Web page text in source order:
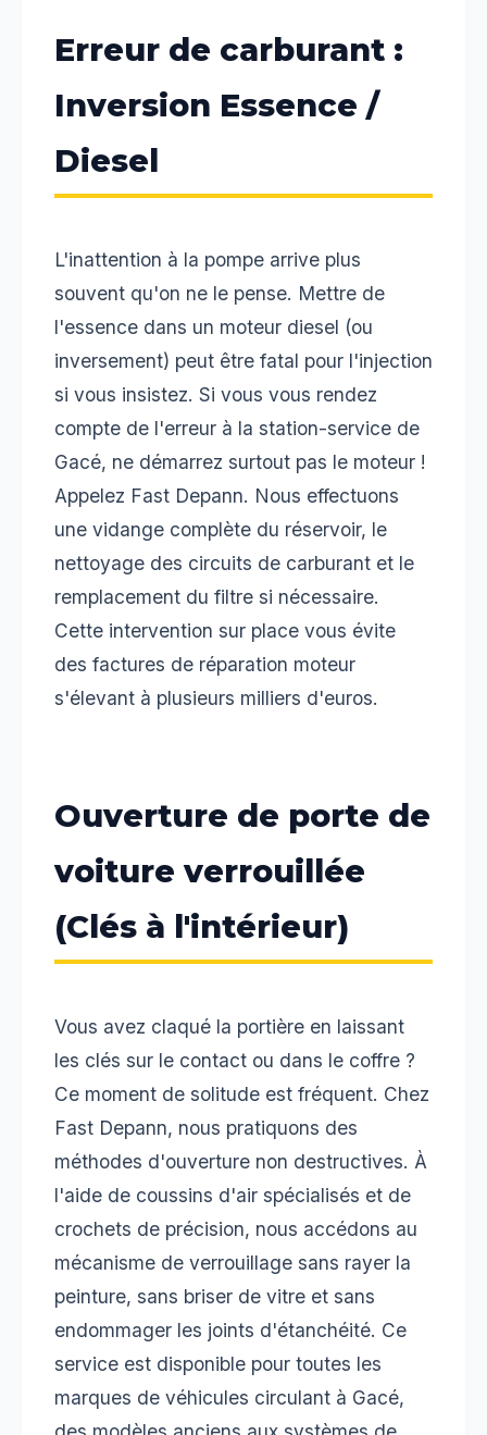
Erreur de carburant :
Inversion Essence /
Diesel
L'inattention à la pompe arrive plus
souvent qu'on ne le pense. Mettre de
l'essence dans un moteur diesel (ou
inversement) peut être fatal pour l'injection
si vous insistez. Si vous vous rendez
compte de l'erreur à la station-service de
Gacé, ne démarrez surtout pas le moteur !
Appelez Fast Depann. Nous effectuons
une vidange complète du réservoir, le
nettoyage des circuits de carburant et le
remplacement du filtre si nécessaire.
Cette intervention sur place vous évite
des factures de réparation moteur
s'élevant à plusieurs milliers d'euros.
Ouverture de porte de
voiture verrouillée
(Clés à l'intérieur)
Vous avez claqué la portière en laissant
les clés sur le contact ou dans le coffre ?
Ce moment de solitude est fréquent. Chez
Fast Depann, nous pratiquons des
méthodes d'ouverture non destructives. À
l'aide de coussins d'air spécialisés et de
crochets de précision, nous accédons au
mécanisme de verrouillage sans rayer la
peinture, sans briser de vitre et sans
endommager les joints d'étanchéité. Ce
service est disponible pour toutes les
marques de véhicules circulant à Gacé,